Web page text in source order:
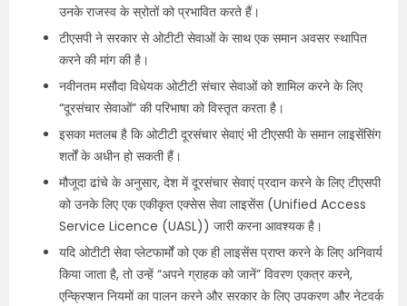
उनके राजस्व के स्रोतों को प्रभावित करते हैं।
टीएसपी ने सरकार से ओटीटी सेवाओं के साथ एक समान अवसर स्थापित
करने की मांग की है।
नवीनतम मसौदा विधेयक ओटीटी संचार सेवाओं को शामिल करने के लिए
“दूरसंचार सेवाओं” की परिभाषा को विस्तृत करता है।
इसका मतलब है कि ओटीटी दूरसंचार सेवाएं भी टीएसपी के समान लाइसेंसिंग
शर्तों के अधीन हो सकती हैं।
मौजूदा ढांचे के अनुसार, देश में दूरसंचार सेवाएं प्रदान करने के लिए टीएसपी
को उनके लिए एक एकीकृत एक्सेस सेवा लाइसेंस (Unified Access
Service Licence (UASL)) जारी करना आवश्यक है।
यदि ओटीटी सेवा प्लेटफार्मों को एक ही लाइसेंस प्राप्त करने के लिए अनिवार्य
किया जाता है, तो उन्हें “अपने ग्राहक को जानें” विवरण एकत्र करने,
एन्क्रिप्शन नियमों का पालन करने और सरकार के लिए उपकरण और नेटवर्क